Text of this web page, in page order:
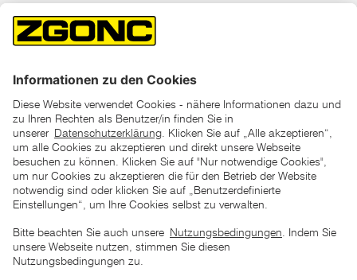
*der "statt"-Preis ist der niedrigste von uns in den letzten 30
Tagen vor Beginn dieser Aktion verlangte Preis
unter den UVP Preisen auf dieser Website sind die
zu verstehen